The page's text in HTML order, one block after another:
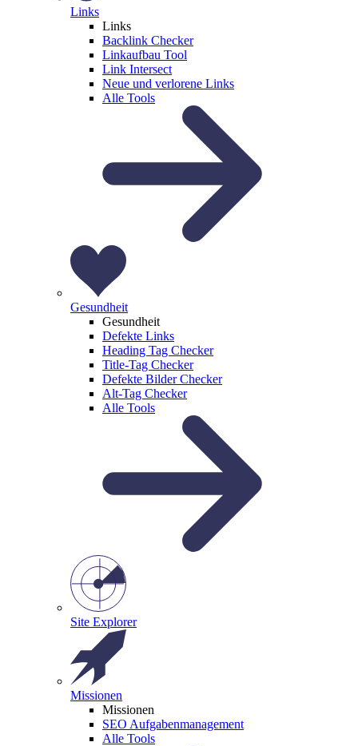
Links
Links
Backlink Checker
Linkaufbau Tool
Link Intersect
Neue und verlorene Links
Alle Tools
Gesundheit
Gesundheit
Defekte Links
Heading Tag Checker
Title-Tag Checker
Defekte Bilder Checker
Alt-Tag Checker
Alle Tools
Site Explorer
Missionen
Missionen
SEO Aufgabenmanagement
Alle Tools